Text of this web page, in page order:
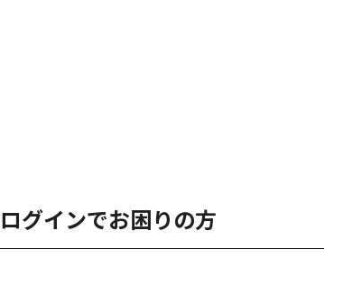
グインでお困りの方